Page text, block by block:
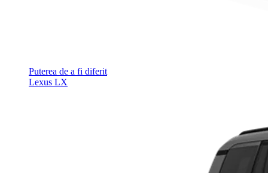
Puterea de a fi diferit
Lexus LX